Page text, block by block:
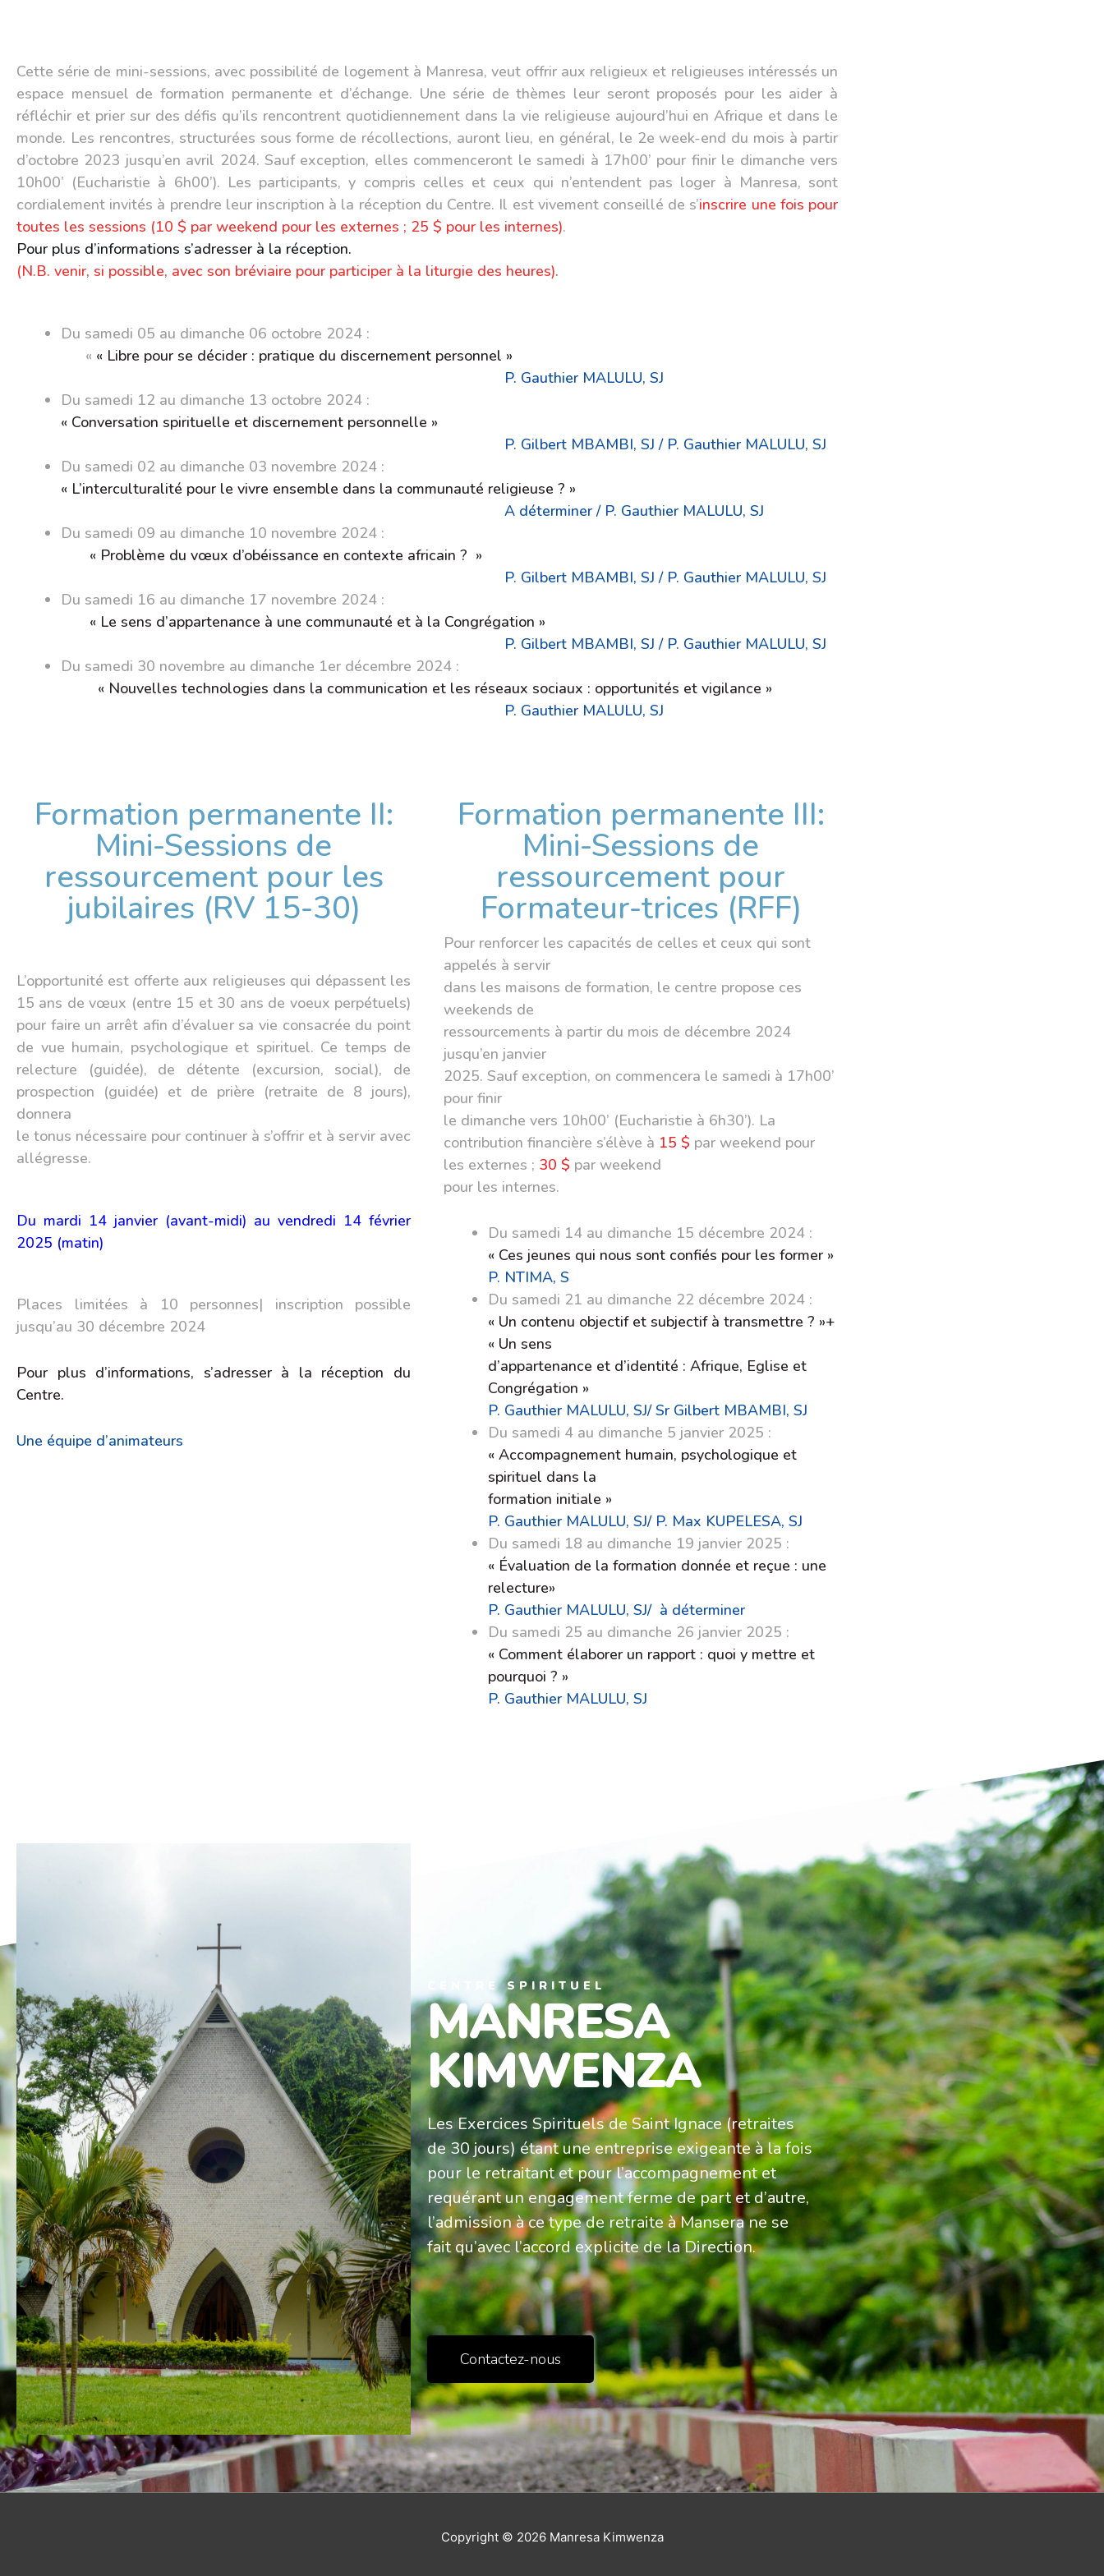
Cette série de mini-sessions, avec possibilité de logement à Manresa, veut offrir aux religieux et religieuses intéressés un
espace mensuel de formation permanente et d’échange. Une série de thèmes leur seront proposés pour les aider à
réfléchir et prier sur des défis qu’ils rencontrent quotidiennement dans la vie religieuse aujourd’hui en Afrique et dans le
monde. Les rencontres, structurées sous forme de récollections, auront lieu, en général, le 2e week-end du mois à partir
d’octobre 2023 jusqu’en avril 2024. Sauf exception, elles commenceront le samedi à 17h00’ pour finir le dimanche vers
10h00’ (Eucharistie à 6h00’). Les participants, y compris celles et ceux qui n’entendent pas loger à Manresa, sont
cordialement invités à prendre leur inscription à la réception du Centre. Il est vivement conseillé de s’inscrire une fois pour
toutes les sessions (10 $ par weekend pour les externes ; 25 $ pour les internes).
Pour plus d’informations s’adresser à la réception.
(N.B. venir, si possible, avec son bréviaire pour participer à la liturgie des heures).
Du samedi 05 au dimanche 06 octobre 2024 :
« « Libre pour se décider : pratique du discernement personnel »
P. Gauthier MALULU, SJ
Du samedi 12 au dimanche 13 octobre 2024 :
« Conversation spirituelle et discernement personnelle »
P. Gilbert MBAMBI, SJ / P. Gauthier MALULU, SJ
Du samedi 02 au dimanche 03 novembre 2024 :
« L’interculturalité pour le vivre ensemble dans la communauté religieuse ? »
A déterminer / P. Gauthier MALULU, SJ
Du samedi 09 au dimanche 10 novembre 2024 :
« Problème du vœux d’obéissance en contexte africain ? »
P. Gilbert MBAMBI, SJ / P. Gauthier MALULU, SJ
Du samedi 16 au dimanche 17 novembre 2024 :
« Le sens d’appartenance à une communauté et à la Congrégation »
P. Gilbert MBAMBI, SJ / P. Gauthier MALULU, SJ
Du samedi 30 novembre au dimanche 1er décembre 2024 :
« Nouvelles technologies dans la communication et les réseaux sociaux : opportunités et vigilance »
P. Gauthier MALULU, SJ
Formation permanente II:
Mini-Sessions de
ressourcement pour les
jubilaires (RV 15-30)
L’opportunité est offerte aux religieuses qui dépassent les
15 ans de vœux (entre 15 et 30 ans de voeux perpétuels)
pour faire un arrêt afin d’évaluer sa vie consacrée du point
de vue humain, psychologique et spirituel. Ce temps de
relecture (guidée), de détente (excursion, social), de
prospection (guidée) et de prière (retraite de 8 jours),
donnera
le tonus nécessaire pour continuer à s’offrir et à servir avec
allégresse.
Du mardi 14 janvier (avant-midi) au vendredi 14 février
2025 (matin)
Places limitées à 10 personnes| inscription possible
jusqu’au 30 décembre 2024
Pour plus d’informations, s’adresser à la réception du
Centre.
Une équipe d’animateurs
Formation permanente III:
Mini-Sessions de
ressourcement pour
Formateur-trices (RFF)
Pour renforcer les capacités de celles et ceux qui sont
appelés à servir
dans les maisons de formation, le centre propose ces
weekends de
ressourcements à partir du mois de décembre 2024
jusqu’en janvier
2025. Sauf exception, on commencera le samedi à 17h00’
pour finir
le dimanche vers 10h00’ (Eucharistie à 6h30’). La
contribution financière s’élève à 15 $ par weekend pour
les externes ; 30 $ par weekend
pour les internes.
Du samedi 14 au dimanche 15 décembre 2024 :
« Ces jeunes qui nous sont confiés pour les former »
P. NTIMA, S
Du samedi 21 au dimanche 22 décembre 2024 :
« Un contenu objectif et subjectif à transmettre ? »+
« Un sens
d’appartenance et d’identité : Afrique, Eglise et
Congrégation »
P. Gauthier MALULU, SJ/ Sr Gilbert MBAMBI, SJ
Du samedi 4 au dimanche 5 janvier 2025 :
« Accompagnement humain, psychologique et
spirituel dans la
formation initiale »
P. Gauthier MALULU, SJ/ P. Max KUPELESA, SJ
Du samedi 18 au dimanche 19 janvier 2025 :
« Évaluation de la formation donnée et reçue : une
relecture»
P. Gauthier MALULU, SJ/ à déterminer
Du samedi 25 au dimanche 26 janvier 2025 :
« Comment élaborer un rapport : quoi y mettre et
pourquoi ? »
P. Gauthier MALULU, SJ
CENTRE SPIRITUEL
MANRESA
KIMWENZA
Les Exercices Spirituels de Saint Ignace (retraites
de 30 jours) étant une entreprise exigeante à la fois
pour le retraitant et pour l’accompagnement et
requérant un engagement ferme de part et d’autre,
l’admission à ce type de retraite à Mansera ne se
fait qu’avec l’accord explicite de la Direction.
Contactez-nous
Copyright © 2026 Manresa Kimwenza